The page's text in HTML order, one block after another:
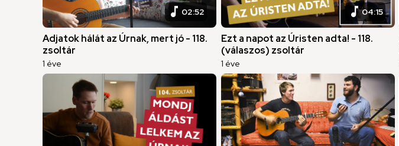
music_note 02:52
Adjatok hálát az Úrnak, mert jó - 118.
zsoltár
1 éve
music_note04:15
Ezt a napot az Úristen adta! - 118.
(válaszos) zsoltár
1 éve